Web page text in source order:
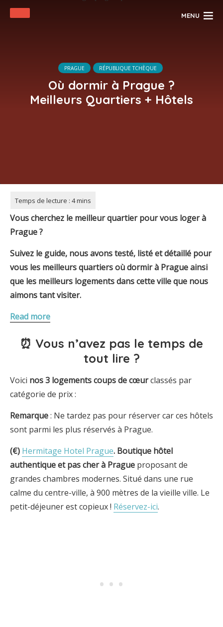
MENU
PRAGUE RÉPUBLIQUE TCHÈQUE
Où dormir à Prague ?
Meilleurs Quartiers + Hôtels
Vous cherchez le meilleur quartier pour vous loger à
Prague ?
Suivez le guide, nous avons testé, listé et détaillé pour
vous les meilleurs quartiers où dormir à Prague ainsi
que les meilleurs logements dans cette ville que nous
aimons tant visiter.
Read more
⏰ Vous n’avez pas le temps de
tout lire ?
Voici nos 3 logements coups decœurclassés par
catégorie de prix :
Remarque: Ne tardez pas pour réserver car ces hôtels
sont parmi les plus réservés à Prague.
(€) Hermitage Hotel Prague. Boutique hôtel
authentique et pas cher à Prague proposant de
grandes chambres modernes. Situé dans une rue
calme du centre-ville, à 900 mètres de la vieille ville. Le
petit-déjeuner est copieux ! Réservez-ici.